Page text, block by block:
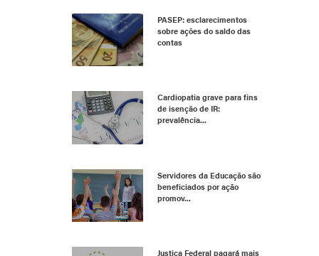
PASEP: esclarecimentos
sobre ações do saldo das
contas
Cardiopatia grave para fins
de isenção de IR:
prevalência...
Servidores da Educação são
beneficiados por ação
promov...
Justiça Federal pagará mais